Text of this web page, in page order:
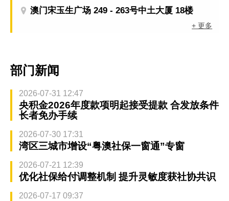
澳门宋玉生广场 249 - 263号中土大厦 18楼
+ 更多
部门新闻
2026-07-31 12:47
央积金2026年度款项明起接受提款 合发放条件
长者免办手续
2026-07-30 17:31
湾区三城市增设“粤澳社保一窗通”专窗
2026-07-21 12:39
优化社保给付调整机制 提升灵敏度获社协共识
2026-07-17 09:37